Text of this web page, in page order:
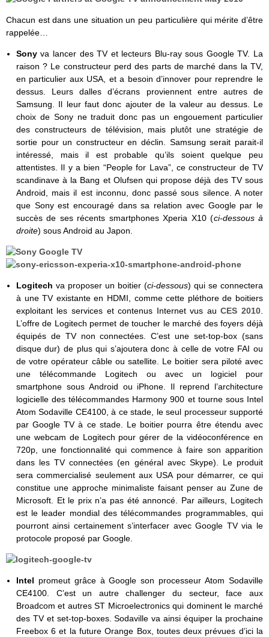
Chacun est dans une situation un peu particulière qui mérite d’être
rappelée…
Sonyva lancer des TV et lecteurs Blu-ray sous Google TV. La
raison ? Le constructeur perd des parts de marché dans la TV,
en particulier aux USA, et a besoin d’innover pour reprendre le
dessus. Leurs dalles d’écrans proviennent entre autres de
Samsung. Il leur faut donc ajouter de la valeur au dessus. Le
choix de Sony ne traduit donc pas un engouement particulier
des constructeurs de télévision, mais plutôt une stratégie de
sortie pour un constructeur en déclin. Samsung serait parait-il
intéressé, mais il est probable qu’ils soient quelque peu
attentistes. Il y a bien “People for Lava”, ce constructeur de TV
scandinave à la Bang et Olufsen qui propose déjà des TV sous
Android, mais il est inconnu, donc passé sous silence. A noter
que Sony est encouragé dans sa relation avec Google par le
succès de ses récents smartphones Xperia X10 (ci-dessous à
droite) sous Android au Japon.
Logitech va proposer un boitier (ci-dessous) qui se connectera
à une TV existante en HDMI, comme cette pléthore de boitiers
exploitant les services et contenus Internet vus auCES 2010
L’offre de Logitech permet de toucher le marché des foyers déjà
équipés de TV non connectées. C’est une set-top-box (sans
disque dur) de plus qui s’ajoutera donc à celle de votre FAI ou
de votre opérateur câble ou satellite. Le boitier sera piloté avec
une télécommande Logitech ou avec un logiciel pour
smartphone sous Android ou iPhone. Il reprend l’architecture
logicielle des télécommandes Harmony 900 et tourne sous Intel
Atom Sodaville CE4100, à ce stade, le seul processeur supporté
par Google TV à ce stade. Le boitier pourra être étendu avec
une webcam de Logitech pour gérer de la vidéoconférence en
720p, une fonctionnalité qui commence à faire son apparition
dans les TV connectées (en général avec Skype). Le produit
sera commercialisé seulement aux USA pour démarrer, ce qui
constitue une approche minimaliste faisant penser au Zune de
Microsoft. Et le prix n’a pas été annoncé. Par ailleurs, Logitech
est le leader mondial des télécommandes programmables, qui
pourront ainsi certainement s’interfacer avec Google TV via le
protocole proposé par Google.
Intel promeut grâce à Google son processeur Atom Sodaville
CE4100. C’est un autre challenger du secteur, face aux
Broadcom et autres ST Microelectronics qui dominent le marché
des TV et set-top-boxes. Sodaville va ainsi équiper la prochaine
Freebox 6 et la future Orange Box, toutes deux prévues d’ici la